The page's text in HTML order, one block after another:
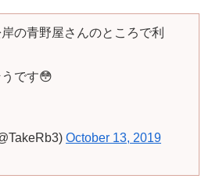
の青野屋さんのところで利
です😳
October 13, 2019